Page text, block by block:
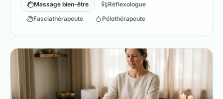
Massage bien-être
Réflexologue
Fasciathérapeute
Pélothérapeute